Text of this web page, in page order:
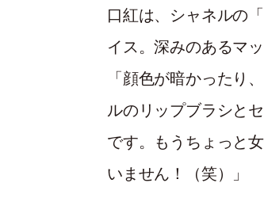
口紅は、シャネルの
イス。深みのあるマ
「顔色が暗かったり
ルのリップブラシと
です。もうちょっと
いません！（笑）」